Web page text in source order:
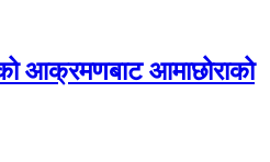
आक्रमणबाट आमाछोराको